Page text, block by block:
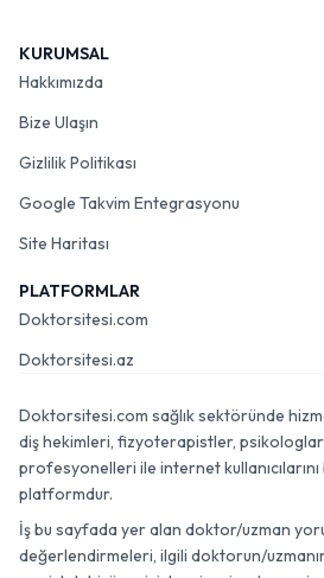
KURUMSAL
Hakkımızda
Bize Ulaşın
Gizlilik Politikası
Google Takvim Entegrasyonu
Site Haritası
PLATFORMLAR
Doktorsitesi.com
Doktorsitesi.az
Doktorsitesi.com sağlık sektöründe
diş hekimleri, fizyoterapistler, psikologlar
profesyonelleri ile internet kullanıcılarını
platformdur.
İş bu sayfada yer alan doktor/uzman
değerlendirmeleri, ilgili doktorun/